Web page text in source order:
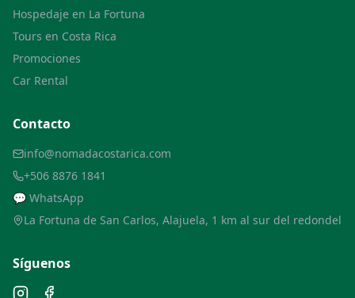
Hospedaje en La Fortuna
Tours en Costa Rica
Promociones
Car Rental
Contacto
info@nomadacostarica.com
+506 8876 1841
💬 WhatsApp
La Fortuna de San Carlos, Alajuela, 1 km al sur del redondel
Síguenos